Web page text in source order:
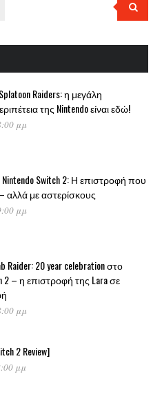
Raiders: η μεγάλη
της Nintendo είναι εδώ!
μμ
Nintendo Switch 2: Η επιστροφή που
αλλά με αστερίσκους
μμ
Raider: 20 year celebration στο
2 – η επιστροφή της Lara σε
μμ
2 Review]
μμ